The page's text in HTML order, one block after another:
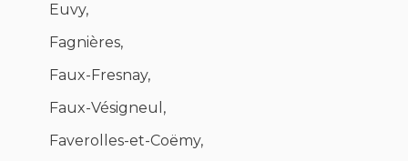
Euvy,
Fagnières,
Faux-Fresnay,
Faux-Vésigneul,
Faverolles-et-Coëmy,